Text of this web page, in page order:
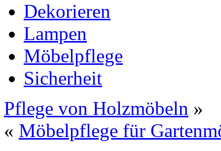
Dekorieren
Lampen
Möbelpflege
Sicherheit
Pflege von Holzmöbeln »
« Möbelpflege für